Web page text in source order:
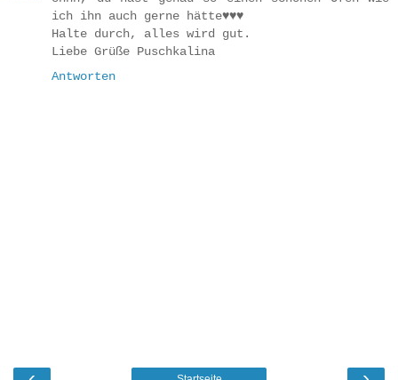
ich ihn auch gerne hätte♥♥♥
Halte durch, alles wird gut.
Liebe Grüße Puschkalina
Antworten